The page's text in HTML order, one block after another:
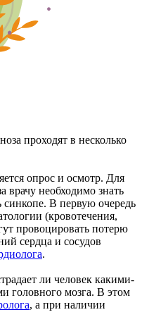
проходят в несколько
опрос и осмотр. Для
врачу необходимо знать
В первую очередь
(кровотечения,
провоцировать потерю
сердца и сосудов
.
ли человек какими-
головного мозга. В этом
, а при наличии